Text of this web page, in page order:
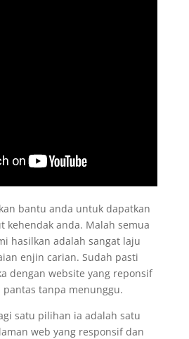
bantu anda untuk dapatkan
kehendak anda. Malah semua
hasilkan adalah sangat laju
enjin carian. Sudah pasti
dengan website yang reponsif
tanpa menunggu.
satu pilihan ia adalah satu
web yang responsif dan